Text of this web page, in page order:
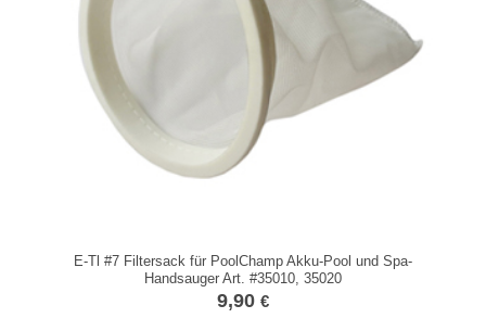
E-Tl #7 Filtersack für PoolChamp Akku-Pool und Spa-
Handsauger Art. #35010, 35020
9,90 €